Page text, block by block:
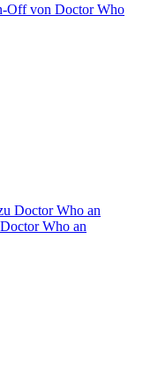
Off von Doctor Who
Who an